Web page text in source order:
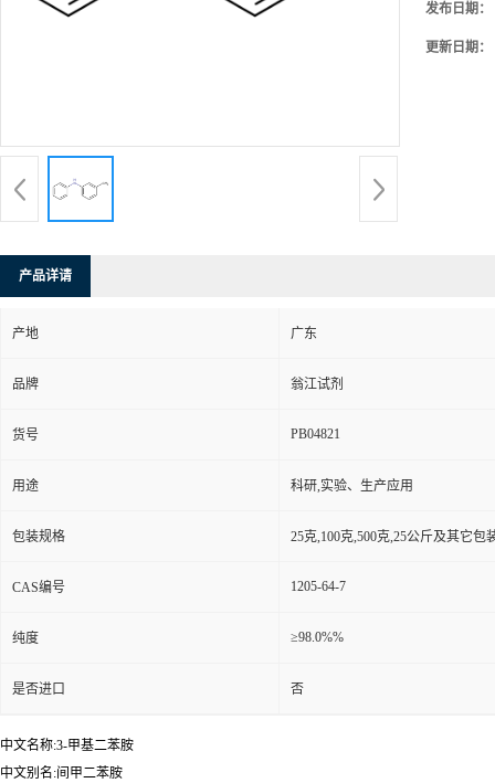
发布日期：
更新日期：
产品详请
产地 广东
品牌 翁江试剂
货号 PB04821
用途 科研,实验、生产应用
包装规格 25克,100克,500克,25公斤及其它包
CAS编号 1205-64-7
纯度 ≥98.0%%
是否进口 否
中文名称:3-甲基二苯胺
中文别名:间甲二苯胺